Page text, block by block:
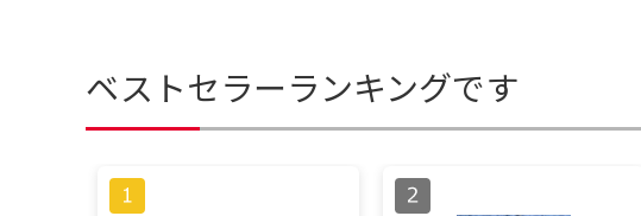
ベストセラーランキングです